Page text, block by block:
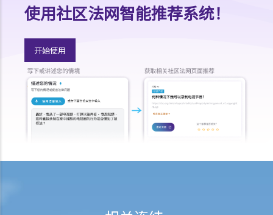
18. 假如我是长期病患者，是否仍受到《残疾歧视条例》所保障？长期
病患 / 长期疾病的例子是甚么？
19. 如果雇主得悉我长期病患的状况，或知道我需要定期接受治疗，他 /
她可否解雇我？
​​​​​​​爱滋病毒感染 / 爱滋病患者
20. 假如我感染了爱滋病病毒，是否仍受到《残疾歧视条例》所保障？
假如我到医院或诊所求诊，他们能否拒绝医治我？
家庭岗位歧视
使用社区法网智能推荐系统！
开始使用